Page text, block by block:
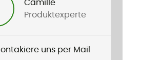
Camille
Produktexperte
uns per Mail